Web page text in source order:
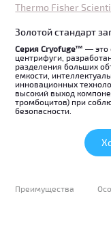
Thermo Fisher
Золотой стандарт
Серия Cryofuge™— это
центрифуги,
разделения больших
емкости,
инновационных
высокий выход
тромбоцитов) при
безопасности.
Преимущества